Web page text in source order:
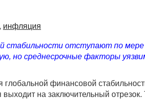
инфляция
стабильности отступают по
но среднесрочные факторы
глобальной финансовой
на заключительный